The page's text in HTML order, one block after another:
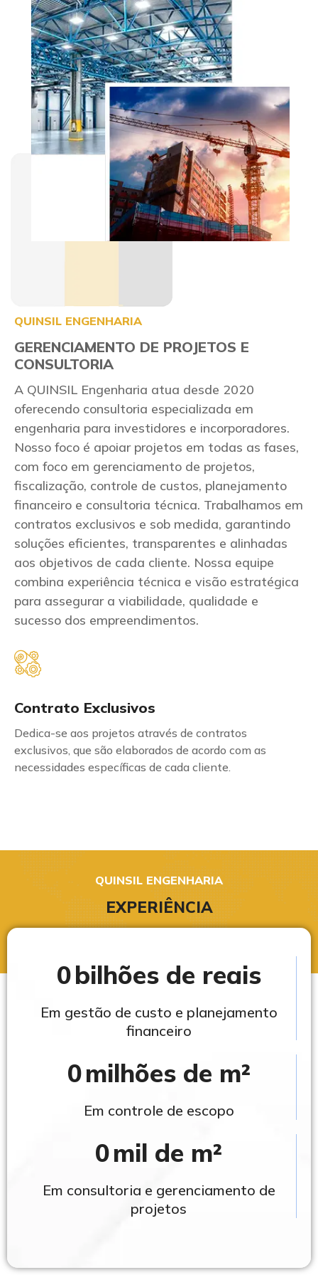
QUINSIL ENGENHARIA
GERENCIAMENTO DE PROJETOS E
CONSULTORIA
A QUINSIL Engenharia atua desde 2020
oferecendo consultoria especializada em
engenharia para investidores e incorporadores.
Nosso foco é apoiar projetos em todas as fases,
com foco em gerenciamento de projetos,
fiscalização, controle de custos, planejamento
financeiro e consultoria técnica. Trabalhamos em
contratos exclusivos e sob medida, garantindo
soluções eficientes, transparentes e alinhadas
aos objetivos de cada cliente. Nossa equipe
combina experiência técnica e visão estratégica
para assegurar a viabilidade, qualidade e
sucesso dos empreendimentos.
Contrato Exclusivos
Dedica-se aos projetos através de contratos
exclusivos, que são elaborados de acordo com as
necessidades específicas de cada cliente.
QUINSIL ENGENHARIA
EXPERIÊNCIA
0bilhões de reais
Em gestão de custo e planejamento
financeiro
0milhões de m²
Em controle de escopo
0mil de m²
Em consultoria e gerenciamento de
projetos